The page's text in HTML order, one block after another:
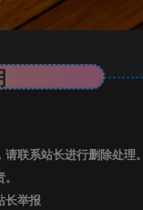
联系站长进行删除处理。
长举报